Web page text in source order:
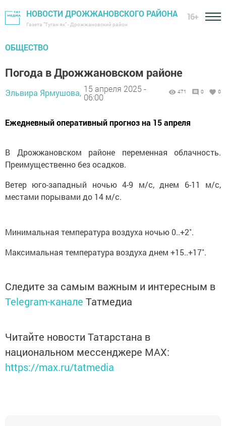
НОВОСТИ ДРОЖЖАНОВСКОГО РАЙОНА
Газета "Туган як" - Дрожжановский район
16+
ОБЩЕСТВО
Погода в Дрожжановском районе
Эльвира Ярмушова, 15 апреля 2025 -
06:00
471 0 0
Ежедневный оперативный прогноз на 15 апреля
В Дрожжановском районе переменная облачность.
Преимущественно без осадков.
Ветер юго-западный ночью 4-9 м/с, днем 6-11 м/с,
местами порывами до 14 м/с.
Минимальная температура воздуха ночью 0..+2˚.
Максимальная температура воздуха днем +15..+17˚.
Следите за самым важным и интересным в
Telegram-канале Татмедиа
Читайте новости Татарстана в
национальном мессенджере MАХ:
https://max.ru/tatmedia